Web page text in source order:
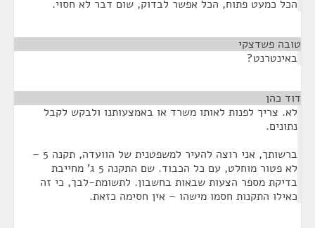
הכל כמעט פתוח, הכל אפשר לבדוק, שום דבר לא חסוי.
טובה פשדצקי
באינטרנט?
דוד כהן
לא. צריך לפנות לאותו משרד או באמצעותנו ולבקש לקבל
נתונים.
ברשותך, אני רוצה להעיר למשפטנית של הוועדה, תקנה 5 –
לא פטור מוחלט, עם כל הכבוד. שם התקנה 5 ג' מחייבת
בדיקת מספר הצעות שבאות בחשבון. לתשומת-לבך, כי זה
כאילו התקנות חסמו מישהו – אין חסימה כזאת.